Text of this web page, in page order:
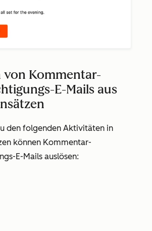
von Kommentar-
E-Mails aus
den folgenden Aktivitäten in
können Kommentar-
E-Mails auslösen: